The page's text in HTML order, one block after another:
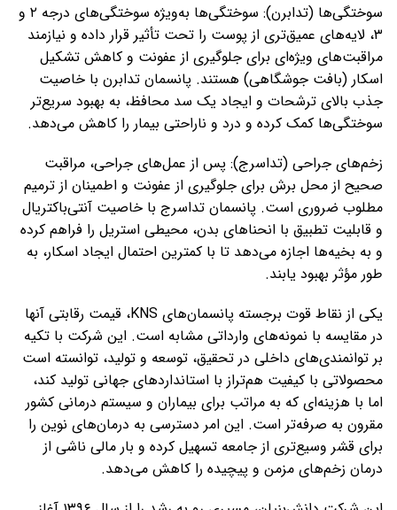
سوختگی‌ها (تدابرن): سوختگی‌ها به‌ویژه سوختگی‌های درجه ۲ و
۳، لایه‌های عمیق‌تری از پوست را تحت تأثیر قرار داده و نیازمند
مراقبت‌های ویژه‌ای برای جلوگیری از عفونت و کاهش تشکیل
اسکار (بافت جوشگاهی) هستند. پانسمان تدابرن با خاصیت
جذب بالای ترشحات و ایجاد یک سد محافظ، به بهبود سریع‌تر
سوختگی‌ها کمک کرده و درد و ناراحتی بیمار را کاهش می‌دهد.
زخم‌های جراحی (تداسرج): پس از عمل‌های جراحی، مراقبت
صحیح از محل برش برای جلوگیری از عفونت و اطمینان از ترمیم
مطلوب ضروری است. پانسمان تداسرج با خاصیت آنتی‌باکتریال
و قابلیت تطبیق با انحناهای بدن، محیطی استریل را فراهم کرده
و به بخیه‌ها اجازه می‌دهد تا با کمترین احتمال ایجاد اسکار، به
طور مؤثر بهبود یابند.
یکی از نقاط قوت برجسته پانسمان‌های KNS، قیمت رقابتی آنها
در مقایسه با نمونه‌های وارداتی مشابه است. این شرکت با تکیه
بر توانمندی‌های داخلی در تحقیق، توسعه و تولید، توانسته است
محصولاتی با کیفیت هم‌تراز با استانداردهای جهانی تولید کند،
اما با هزینه‌ای که به مراتب برای بیماران و سیستم درمانی کشور
مقرون‌ به‌ صرفه‌تر است. این امر دسترسی به درمان‌های نوین را
برای قشر وسیع‌تری از جامعه تسهیل کرده و بار مالی ناشی از
درمان زخم‌های مزمن و پیچیده را کاهش می‌دهد.